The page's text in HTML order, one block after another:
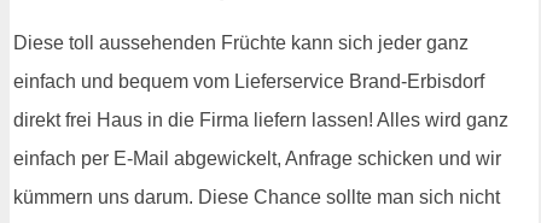
Diese toll aussehenden Früchte kann sich jeder ganz
einfach und bequem vom Lieferservice Brand-Erbisdorf
direkt frei Haus in die Firma liefern lassen! Alles wird ganz
einfach per E-Mail abgewickelt, Anfrage schicken und wir
kümmern uns darum. Diese Chance sollte man sich nicht